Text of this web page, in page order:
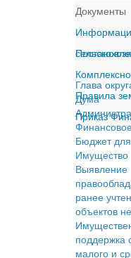
Документы
Правила
Приказ
Глава
Дума
Бюджет
Имущество
Выявление
ранее
объектов
поддержка
малого и